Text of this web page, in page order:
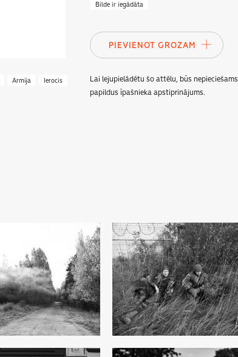
Bilde ir iegādāta
PIEVIENOT GROZAM
Armija
Ierocis
Lai lejupielādētu šo attēlu, būs nepieciešams
papildus īpašnieka apstiprinājums.